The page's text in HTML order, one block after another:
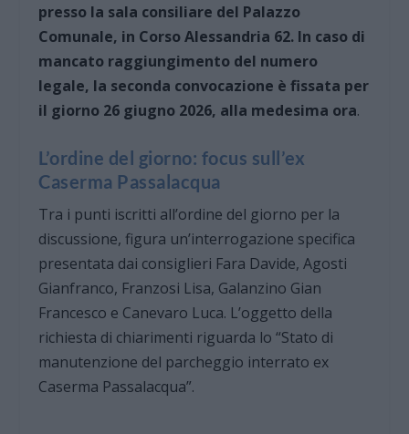
presso la sala consiliare del Palazzo
Comunale, in Corso Alessandria 62. In caso di
mancato raggiungimento del numero
legale, la seconda convocazione è fissata per
il giorno 26 giugno 2026, alla medesima ora.
L’ordine del giorno: focus sull’ex
Caserma Passalacqua
Tra i punti iscritti all’ordine del giorno per la
discussione, figura un’interrogazione specifica
presentata dai consiglieri Fara Davide, Agosti
Gianfranco, Franzosi Lisa, Galanzino Gian
Francesco e Canevaro Luca. L’oggetto della
richiesta di chiarimenti riguarda lo “Stato di
manutenzione del parcheggio interrato ex
Caserma Passalacqua”.